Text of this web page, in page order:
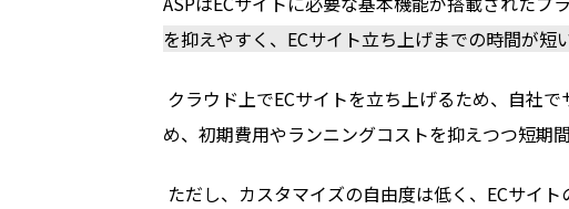
を抑えやすく、ECサイト立ち上げまでの時間が短
クラウド上でECサイトを立ち上げるため、自社
め、初期費用やランニングコストを抑えつつ短期
ただし、カスタマイズの自由度は低く、ECサイ